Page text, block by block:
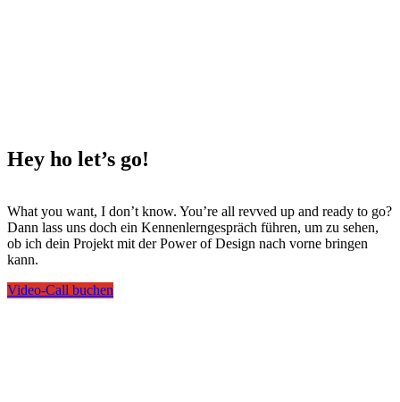
Hey ho let’s go!
What you want, I don’t know. You’re all revved up and ready to go?
Dann lass uns doch ein Kennenlerngespräch führen, um zu sehen,
ob ich dein Projekt mit der Power of Design nach vorne bringen
kann.
Video-Call buchen